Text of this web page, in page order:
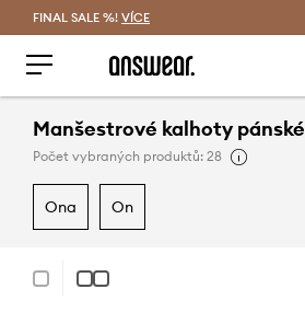
FINAL SALE %! VÍCE
Manšestrové kalhoty pánské
Počet vybraných produktů: 28
ona on